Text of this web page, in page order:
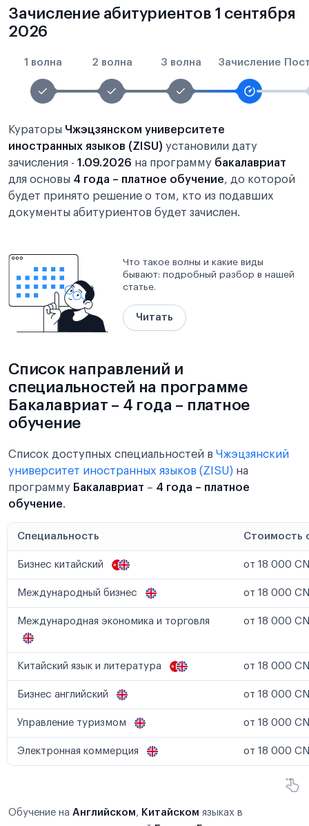
Зачисление абитуриентов 1 сентября
2026
1 волна 2 волна 3 волна Зачисление
Кураторы Чжэцзянском университете
иностранных языков (ZISU) установили дату
зачисления - 1.09.2026 на программу бакалавриат
для основы 4 года – платное обучение, до которой
будет принято решение о том, кто из подавших
документы абитуриентов будет зачислен.
Что такое волны и какие виды
бывают: подробный разбор в нашей
статье.
Читать
Список направлений и
специальностей на программе
Бакалавриат – 4 года – платное
обучение
Список доступных специальностей в Чжэцзянский
университет иностранных языков (ZISU) на
программу Бакалавриат – 4 года – платное
обучение.
Специальность Стоимость
Бизнес китайский от 18 000
Международный бизнес от 18 000
Международная экономика и торговля от 18 000
Китайский язык и литература от 18 000
Бизнес английский от 18 000
Управление туризмом от 18 000
Электронная коммерция от 18 000
Обучение на Английском, Китайском языках в